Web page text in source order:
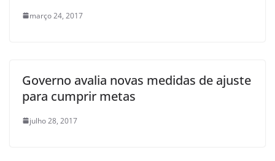
março 24, 2017
Governo avalia novas medidas de ajuste
para cumprir metas
julho 28, 2017